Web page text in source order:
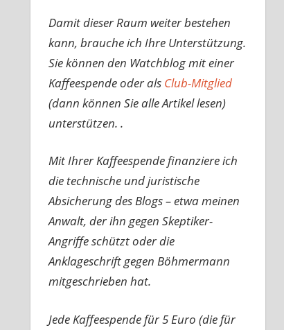
Damit dieser Raum weiter bestehen
kann, brauche ich Ihre Unterstützung.
Sie können den Watchblog mit einer
Kaffeespende oder als Club-Mitglied
(dann können Sie alle Artikel lesen)
unterstützen. .
Mit Ihrer Kaffeespende finanziere ich
die technische und juristische
Absicherung des Blogs – etwa meinen
Anwalt, der ihn gegen Skeptiker-
Angriffe schützt oder die
Anklageschrift gegen Böhmermann
mitgeschrieben hat.
Jede Kaffeespende für 5 Euro (die für